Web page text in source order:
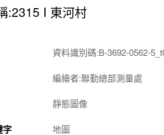
:2315 I 東河村
資料識別碼:B-3692-0562-
編繪者:聯勤總部測量處
靜態圖像
字 地圖